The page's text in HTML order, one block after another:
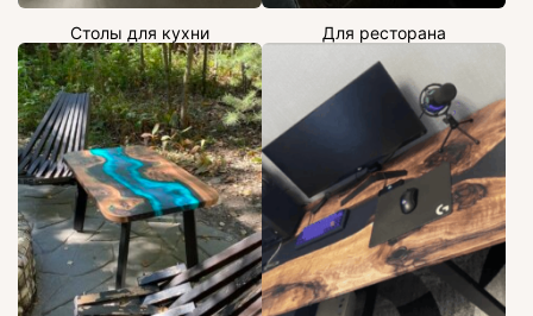
Столы для кухни Для ресторана